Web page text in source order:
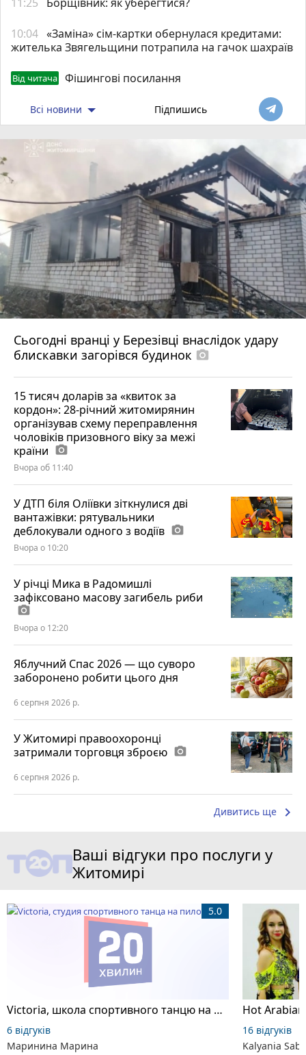
10:04 «Заміна» сім-картки обернулася кредитами:
жителька Звягельщини потрапила на гачок шахраїв
Від читача Фішингові посилання
Всі новини Підпишись
Сьогодні вранці у Березівці внаслідок удару
блискавки загорівся будинок photo_camera
15 тисяч доларів за «квиток за
кордон»: 28-річний житомирянин
організував схему переправлення
чоловіків призовного віку за межі
країни photo_camera
Вчора об 11:40
У ДТП біля Оліївки зіткнулися дві
вантажівки: рятувальники
деблокували одного з водіїв photo_camera
Вчора о 10:20
У річці Мика в Радомишлі
зафіксовано масову загибель риби
photo_camera
Вчора о 12:20
Яблучний Спас 2026 — що суворо
заборонено робити цього дня
6 серпня 2026 р.
У Житомирі правоохоронці
затримали торговця зброєю photo_camera
6 серпня 2026 р.
Дивитись ще keyboard_arrow_right
Ваші відгуки про послуги у
Житомирі
Victoria, школа спортивного танцю на пілоні
5.0
6 відгуків
Маринина Марина
16 відгуків
Kalyania